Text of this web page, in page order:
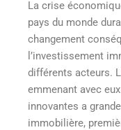
La crise
pays du monde
changement
l’investissement
différents acteurs.
emmenant avec
innovantes a
immobilière,